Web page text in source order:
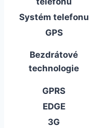
Systém telefonu
GPS
Bezdrátové
technologie
GPRS
EDGE
3G